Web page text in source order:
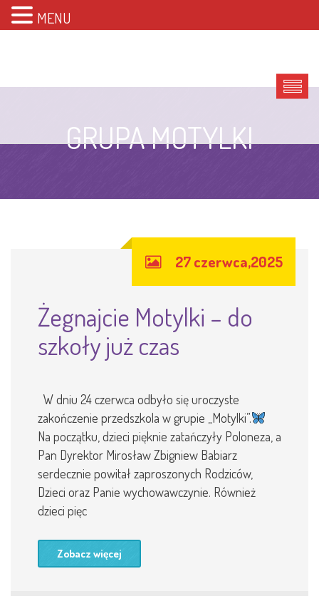
GRUPA MOTYLKI
27 czerwca,2025
Żegnajcie Motylki – do
szkoły już czas
W dniu 24 czerwca odbyło się uroczyste
zakończenie przedszkola w grupie „Motylki”.
Na początku, dzieci pięknie zatańczyły Poloneza, a
Pan Dyrektor Mirosław Zbigniew Babiarz
serdecznie powitał zaproszonych Rodziców,
Dzieci oraz Panie wychowawczynie. Również
dzieci pięc
Zobacz więcej
MENU